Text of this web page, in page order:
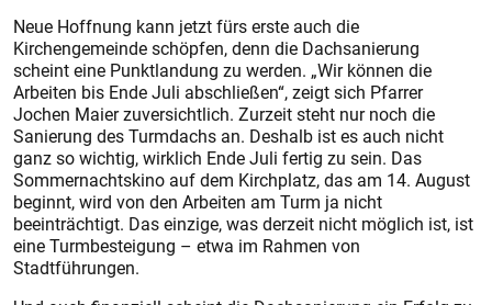
Neue Hoffnung kann jetzt fürs erste auch die
Kirchengemeinde schöpfen, denn die Dachsanierung
scheint eine Punktlandung zu werden. „Wir können die
Arbeiten bis Ende Juli abschließen“, zeigt sich Pfarrer
Jochen Maier zuversichtlich. Zurzeit steht nur noch die
Sanierung des Turmdachs an. Deshalb ist es auch nicht
ganz so wichtig, wirklich Ende Juli fertig zu sein. Das
Sommer­nachtskino auf dem Kirchplatz, das am 14. August
beginnt, wird von den Arbeiten am Turm ja nicht
beeinträchtigt. Das einzige, was derzeit nicht möglich ist, ist
eine Turmbesteigung – etwa im Rahmen von
Stadtführungen.